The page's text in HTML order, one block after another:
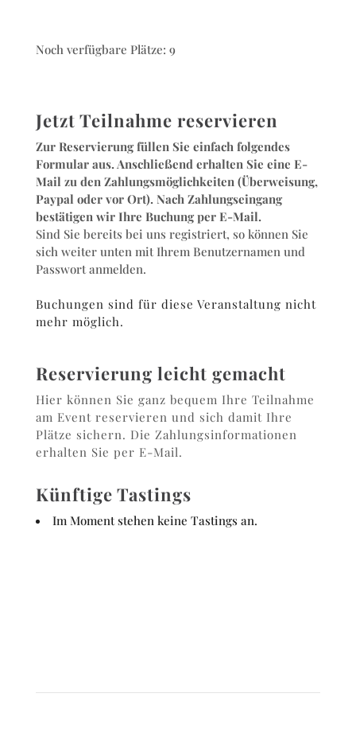
Noch verfügbare Plätze: 9
Jetzt Teilnahme reservieren
Zur Reservierung füllen Sie einfach folgendes
Formular aus. Anschließend erhalten Sie eine E-
Mail zu den Zahlungsmöglichkeiten (Überweisung,
Paypal oder vor Ort). Nach Zahlungseingang
bestätigen wir Ihre Buchung per E-Mail.
Sind Sie bereits bei uns registriert, so können Sie
sich weiter unten mit Ihrem Benutzernamen und
Passwort anmelden.
Buchungen sind für diese Veranstaltung nicht
mehr möglich.
Reservierung leicht gemacht
Hier können Sie ganz bequem Ihre Teilnahme
am Event reservieren und sich damit Ihre
Plätze sichern. Die Zahlungsinformationen
erhalten Sie per E-Mail.
Künftige Tastings
Im Moment stehen keine Tastings an.